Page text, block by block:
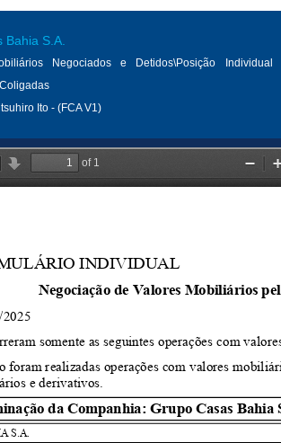
Bahia S.A.
Negociados e Detidos\Posição
Ito - (FCA V1)